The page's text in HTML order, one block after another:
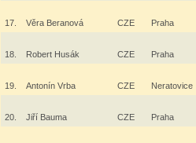
17. Věra Beranová CZE Praha
18. Robert Husák CZE Praha
19. Antonín Vrba CZE Neratovice
20. Jiří Bauma CZE Praha